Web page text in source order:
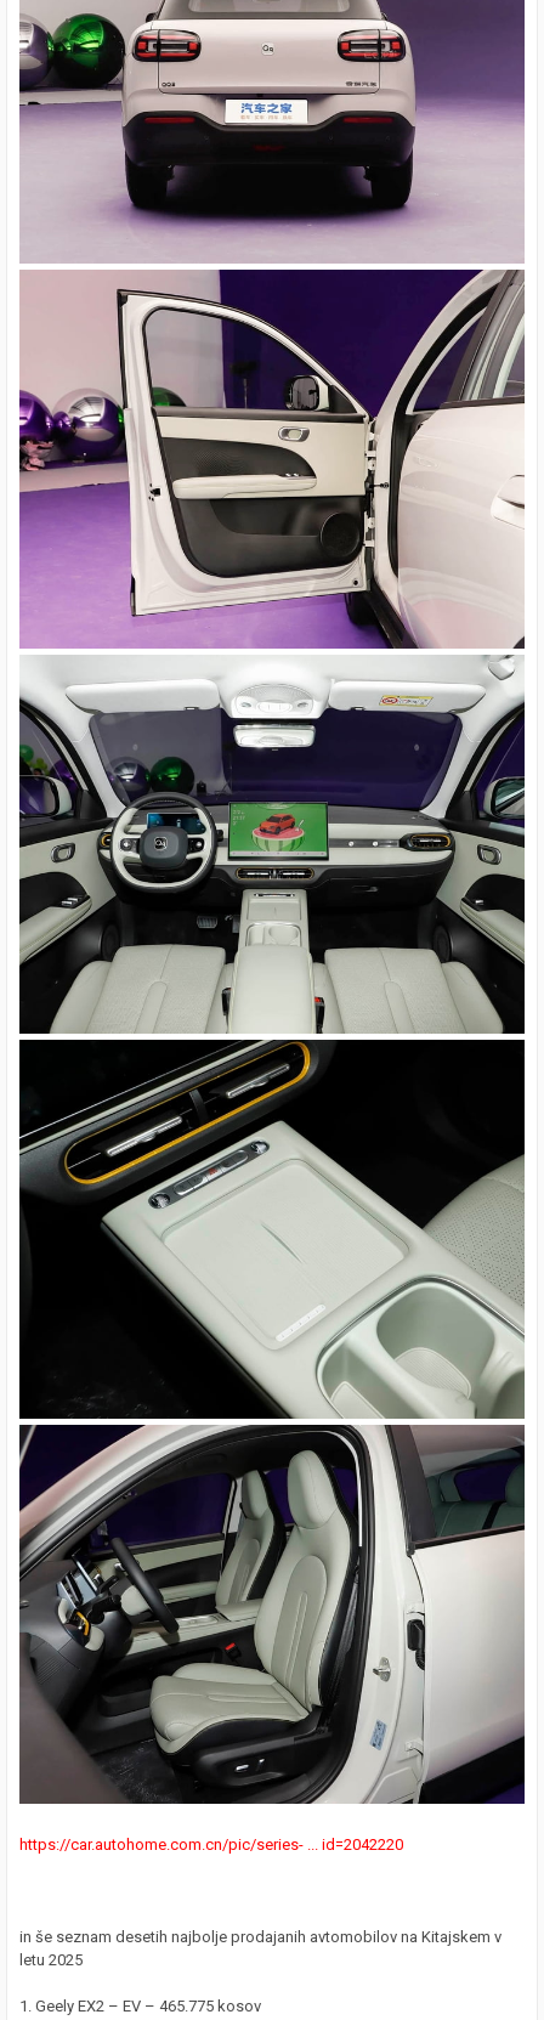
https://car.autohome.com.cn/pic/series- ... id=2042220
in še seznam desetih najbolje prodajanih avtomobilov na Kitajskem v
letu 2025
1. Geely EX2 – EV – 465.775 kosov